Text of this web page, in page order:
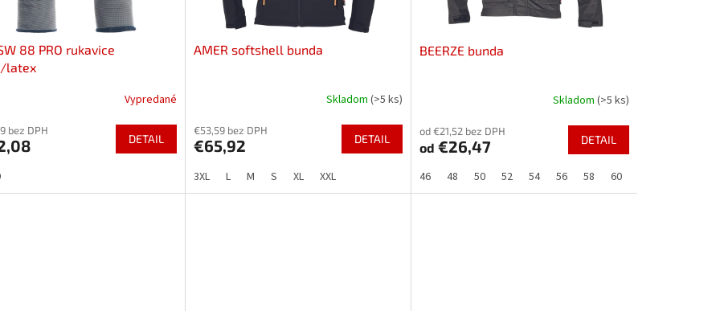
88 PRO rukavice
latex
Vypredané
bez DPH
DETAIL
AMER softshell bunda
Skladom (>5 ks)
€53,59 bez DPH
€65,92 DETAIL
3XL L M S XL XXL
BEERZE bunda
Skladom (>5 ks)
od €21,52 bez DPH
od €26,47 DETAIL
46 48 50 52 54 56 58 60